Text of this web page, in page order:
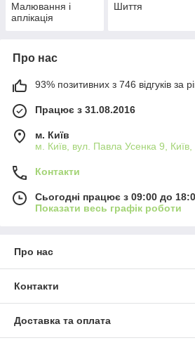
Малювання і
аплікація
Шиття
Про нас
93% позитивних з 746 відгуків за
Працює з 31.08.2016
м. Київ
м. Київ, вул. Павла Усенка 9, Київ,
Контакти
Сьогодні працює з 09:00 до
Показати весь графік роботи
Про нас
Контакти
Доставка та оплата